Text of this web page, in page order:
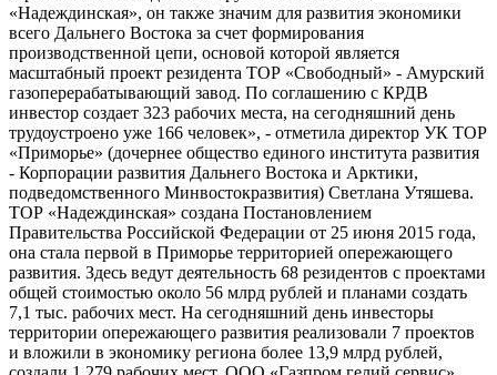
«Надеждинская», он также значим для развития экономики
всего Дальнего Востока за счет формирования
производственной цепи, основой которой является
масштабный проект резидента ТОР «Свободный» - Амурский
газоперерабатывающий завод. По соглашению с КРДВ
инвестор создает 323 рабочих места, на сегодняшний день
трудоустроено уже 166 человек», - отметила директор УК ТОР
«Приморье» (дочернее общество единого института развития
- Корпорации развития Дальнего Востока и Арктики,
подведомственного Минвостокразвития) Светлана Утяшева.
ТОР «Надеждинская» создана Постановлением
Правительства Российской Федерации от 25 июня 2015 года,
она стала первой в Приморье территорией опережающего
развития. Здесь ведут деятельность 68 резидентов с проектами
общей стоимостью около 56 млрд рублей и планами создать
7,1 тыс. рабочих мест. На сегодняшний день инвесторы
территории опережающего развития реализовали 7 проектов
и вложили в экономику региона более 13,9 млрд рублей,